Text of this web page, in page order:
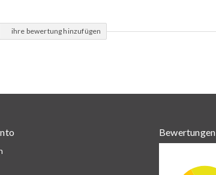
ihre bewertung hinzufügen
Bewertungen